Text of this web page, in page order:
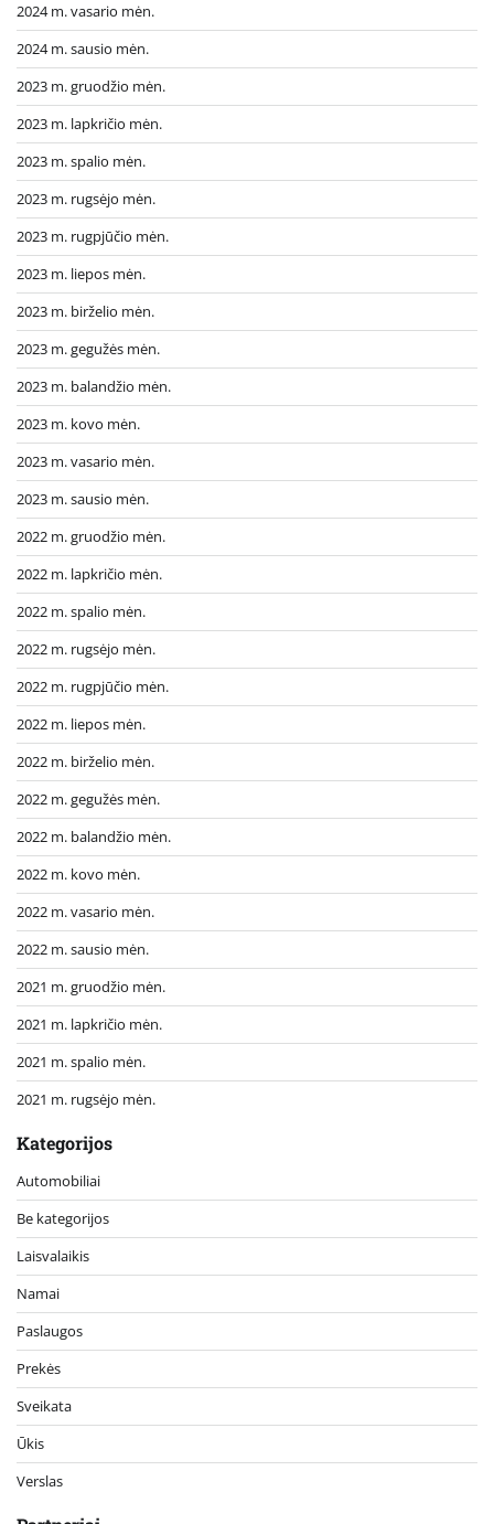
2024 m. vasario mėn.
2024 m. sausio mėn.
2023 m. gruodžio mėn.
2023 m. lapkričio mėn.
2023 m. spalio mėn.
2023 m. rugsėjo mėn.
2023 m. rugpjūčio mėn.
2023 m. liepos mėn.
2023 m. birželio mėn.
2023 m. gegužės mėn.
2023 m. balandžio mėn.
2023 m. kovo mėn.
2023 m. vasario mėn.
2023 m. sausio mėn.
2022 m. gruodžio mėn.
2022 m. lapkričio mėn.
2022 m. spalio mėn.
2022 m. rugsėjo mėn.
2022 m. rugpjūčio mėn.
2022 m. liepos mėn.
2022 m. birželio mėn.
2022 m. gegužės mėn.
2022 m. balandžio mėn.
2022 m. kovo mėn.
2022 m. vasario mėn.
2022 m. sausio mėn.
2021 m. gruodžio mėn.
2021 m. lapkričio mėn.
2021 m. spalio mėn.
2021 m. rugsėjo mėn.
Kategorijos
Automobiliai
Be kategorijos
Laisvalaikis
Namai
Paslaugos
Prekės
Sveikata
Ūkis
Verslas